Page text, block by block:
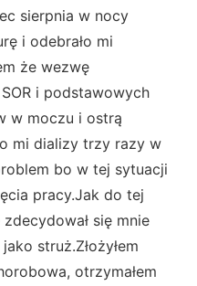
sierpnia w nocy
i odebrało mi
że wezwę
i podstawowych
w moczu i ostrą
mi dializy trzy razy w
bo w tej sytuacji
pracy.Jak do tej
się mnie
struż.Złożyłem
otrzymałem